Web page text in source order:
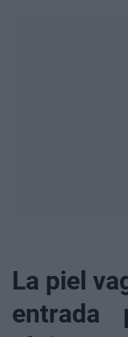
La piel
entrada